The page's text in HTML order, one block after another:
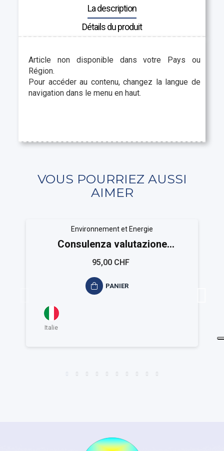
La description
Détails du produit
Article non disponible dans votre Pays ou
Région.
Pour accéder au contenu, changez la langue de
navigation dans le menu en haut.
VOUS POURRIEZ AUSSI
AIMER
Environnement et Energie
Consulenza valutazione
ambientale ISO 14015
95,00 CHF
PANIER
Italie